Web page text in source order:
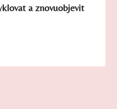
a znovuobjevit